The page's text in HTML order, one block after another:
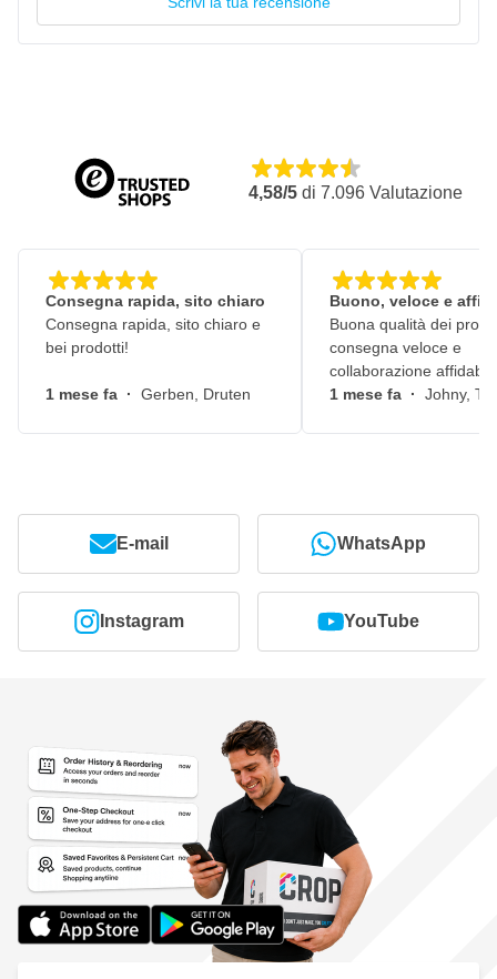
4,58/5 di 7.096 Valutazione
Consegna rapida, sito chiaro
Consegna rapida, sito chiaro e
bei prodotti!
1 mese fa · Gerben, Druten
Buono, veloce e
Buona qualità dei
consegna veloce e
collaborazione
1 mese fa · Johny,
E-mail WhatsApp
Instagram YouTube